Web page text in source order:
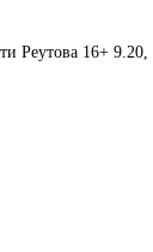
Реутова 16+